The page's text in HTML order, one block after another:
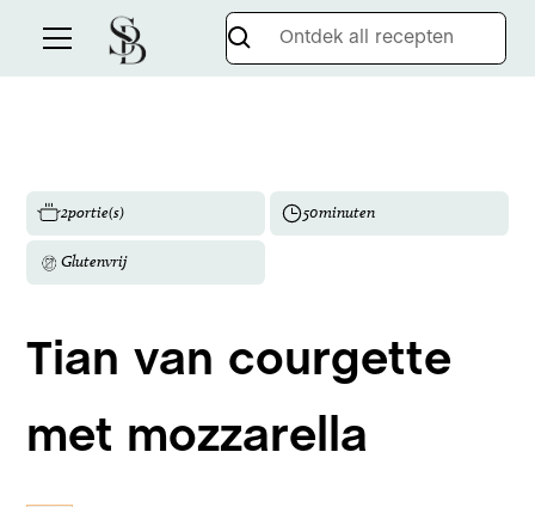
2portie(s) 50minuten
Glutenvrij
Tian van courgette
met mozzarella